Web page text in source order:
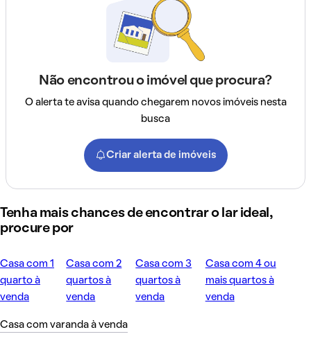
Não encontrou o imóvel que procura?
O alerta te avisa quando chegarem novos imóveis nesta
busca
Criar alerta de imóveis
Tenha mais chances de encontrar o lar ideal,
procure por
Casa com 1
quarto à
venda
Casa com 2
quartos à
venda
Casa com 3
quartos à
venda
Casa com 4 ou
mais quartos à
venda
Casa com varanda à venda